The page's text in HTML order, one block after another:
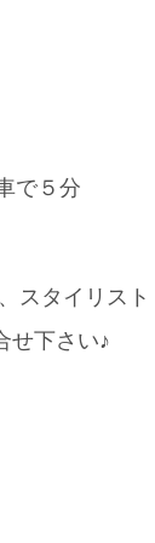
で５分
タイリス
せ下さい♪